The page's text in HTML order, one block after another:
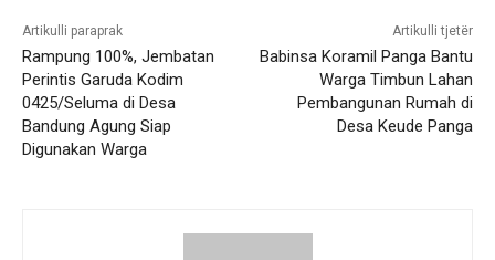
Artikulli paraprak
Rampung 100%, Jembatan
Perintis Garuda Kodim
0425/Seluma di Desa
Bandung Agung Siap
Digunakan Warga
Artikulli tjetër
Babinsa Koramil Panga Bantu
Warga Timbun Lahan
Pembangunan Rumah di
Desa Keude Panga